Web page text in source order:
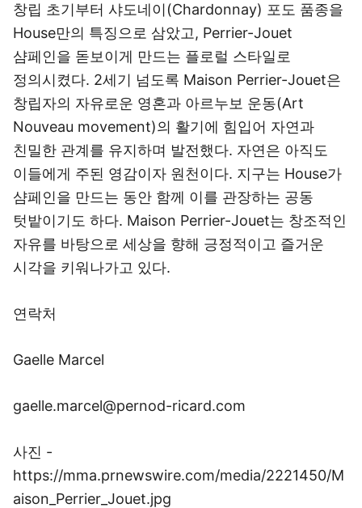
창립 초기부터 샤도네이(Chardonnay) 포도 품종을
House만의 특징으로 삼았고, Perrier-Jouet
샴페인을 돋보이게 만드는 플로럴 스타일로
정의시켰다. 2세기 넘도록 Maison Perrier-Jouet은
창립자의 자유로운 영혼과 아르누보 운동(Art
Nouveau movement)의 활기에 힘입어 자연과
친밀한 관계를 유지하며 발전했다. 자연은 아직도
이들에게 주된 영감이자 원천이다. 지구는 House가
샴페인을 만드는 동안 함께 이를 관장하는 공동
텃밭이기도 하다. Maison Perrier-Jouet는 창조적인
자유를 바탕으로 세상을 향해 긍정적이고 즐거운
시각을 키워나가고 있다.
연락처
Gaelle Marcel
gaelle.marcel@pernod-ricard.com
사진 -
https://mma.prnewswire.com/media/2221450/M
aison_Perrier_Jouet.jpg